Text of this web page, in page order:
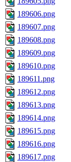
189606.png
189607.png
189608.png
189609.png
189610.png
189611.png
189612.png
189613.png
189614.png
189615.png
189616.png
189617.png